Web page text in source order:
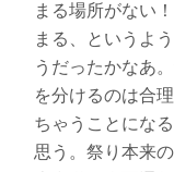
まる場所がない
まる、というよ
うだったかなあ
を分けるのは合
ちゃうことにな
思う。祭り本来